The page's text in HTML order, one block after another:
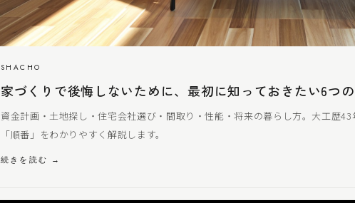
SHACHO
家づくりで後悔しないために、最初に知っておきたい6つ
資金計画・土地探し・住宅会社選び・間取り・性能・将来の暮らし方。大工歴
「順番」をわかりやすく解説します。
続きを読む →